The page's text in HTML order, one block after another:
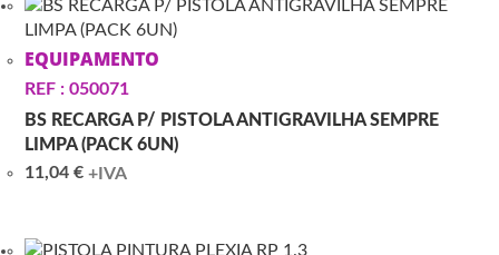
EQUIPAMENTO
REF : 050071
BS RECARGA P/ PISTOLA ANTIGRAVILHA SEMPRE
LIMPA (PACK 6UN)
11,04€ +IVA